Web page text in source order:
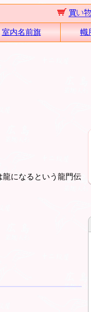
室内名前旗 幟
になるという龍門伝